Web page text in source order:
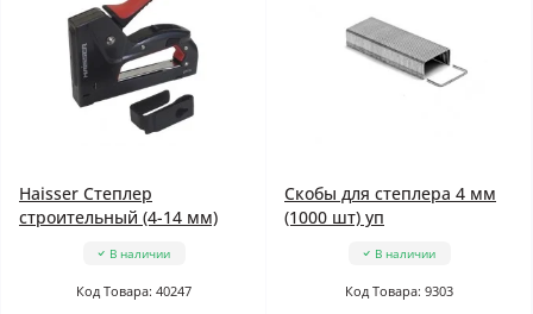
Haisser Степлер
строительный (4-14 мм)
В наличии
Код Товара: 40247
Скобы для степлера 4 мм
(1000 шт) уп
В наличии
Код Товара: 9303